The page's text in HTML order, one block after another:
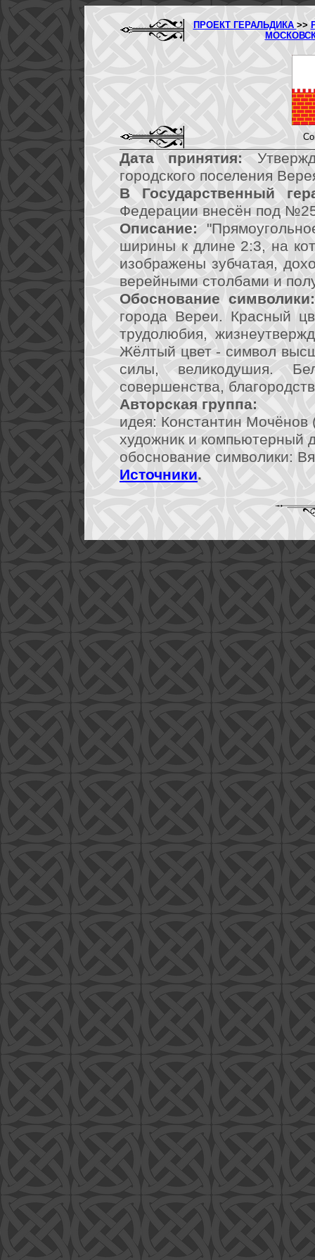
ПРОЕКТ ГЕРАЛЬДИКА >>
Дата принятия:
городского поселения
В Государственный
Федерации внесён под
Описание:
ширины к длине 2:3, на
изображены зубчатая,
верейными столбами и
Обоснование символики:
города Вереи. Красный
трудолюбия,
Жёлтый цвет - символ
силы, великодушия.
совершенства,
Авторская группа:
идея: Константин Мочёнов
художник и компьютерный
обоснование символики:
Источники.